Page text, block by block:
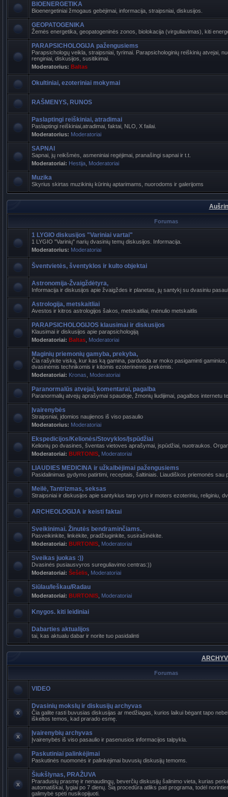
BIOENERGETIKA
Bioenergetiniai žmogaus gebėjimai, informacija, straipsniai, diskusijos.
GEOPATOGENIKA
Žemės energetika, geopatogeninės zonos, biolokacija (virguliavimas), kiti
PARAPSICHOLOGIJA pažengusiems
Parapsichologų veikla, straipsniai, tyrimai. Parapsichologinių reiškinių atvejai,
renginiai, diskusijos, susitikimai.
Moderatorius: Baltas
Okultiniai, ezoteriniai mokymai
RAŠMENYS, RUNOS
Paslaptingi reiškiniai, atradimai
Paslaptingi reiškiniai,atradimai, faktai, NLO, X failai.
Moderatorius: Moderatoriai
SAPNAI
Sapnai, jų reikšmės, asmeniniai regėjimai, pranašingi sapnai ir t.t.
Moderatoriai: Hestija Moderatoriai
Muzika
Skyrius skirtas muzikinių kūrinių aptarimams, nuorodoms ir galerijoms
Forumas
1 LYGIO diskusijos "Variniai vartai"
1 LYGIO "Varinių" narių dvasinių temų diskusijos. Informacija.
Moderatorius: Moderatoriai
Šventvietės, šventyklos ir kulto objektai
Astronomija-Žvaigždėtyra,
Informacija ir diskusijos apie žvaigždes ir planetas, jų santykį su dvasiniu
Astrologija, metskaitliai
Avestos ir kitros astrologijos šakos, metskaitliai, mėnulio metskaitlis
PARAPSICHOLOGIJOS klausimai ir diskusijos
Klausimai ir diskusijos apie parapsichologiją
Moderatoriai: Baltas Moderatoriai
Maginių priemonių gamyba, prekyba,
Čia rašykite viską, kur kas ką gamina, parduoda ar moko pasigaminti
dvasinėmis technikomis ir kitomis ezoterinėmis prekėmis.
Moderatoriai: Kronas Moderatoriai
Paranormalūs atvejai, komentarai, pagalba
Paranormalių atvejų aprašymai spaudoje, žmonių liudijimai, pagalbos internetu
Įvairenybės
Straipsniai, įdomios naujienos iš viso pasaulio
Moderatorius: Moderatoriai
Ekspedicijos/Kelionės/Stovyklos/Įspūdžiai
Kelionių po dvasines, šventas vietoves aprašymai, įspūdžiai, nuotraukos.
Moderatoriai: BURTONIS Moderatoriai
LIAUDIES MEDICINA ir užkalbėjimai pažengusiems
Pasidalinimas gydymo patirtimi, receptais, šaltiniais. Liaudiškos priemonės sau
Meilė, Tantrizmas, seksas
Straipsniai ir diskusijos apie santykius tarp vyro ir moters ezoteriniu, religiniu,
ARCHEOLOGIJA ir keisti faktai
Sveikinimai. Žinutės bendraminčiams.
Pasveikinkite, linkėkite, pradžiuginkite, susirašinėkite.
Moderatoriai: BURTONIS Moderatoriai
Sveikas juokas :))
Dvasinės pusiausvyros sureguliavimo centras:))
Moderatoriai: Šešėlis Moderatoriai
Siūlau/Ieškau/Radau
Moderatoriai: BURTONIS Moderatoriai
Knygos. kiti leidiniai
Dabarties aktualijos
tai, kas aktualu dabar ir norite tuo pasidalinti
Forumas
VIDEO
Dvasinių mokslų ir diskusijų archyvas
Čia galite rasti buvusias diskusijas ar medžiagas, kurios laikui bėgant tapo
iškeltos temos, kad prarado esmę.
Įvairenybių archyvas
Įvairenybės iš viso pasaulio ir pasenusios informacijos talpykla.
Paskutiniai palinkėjimai
Paskutinės nuomonės ir palinkėjimai buvusių diskusijų temoms.
Šiukšlynas, PRAŽUVA
Praradusių prasmę ir nenaudingų, beverčių diskusijų šalinimo vieta, kurias
automatiškai, lygiai po 7 dienų. Šią procedūra atliks pati programa, todėl
galimybė spėti nusikopijuoti.